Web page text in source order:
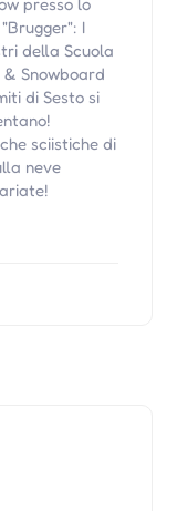
I
della Scuola
& Snowboard
di Sesto si
sciistiche di
neve